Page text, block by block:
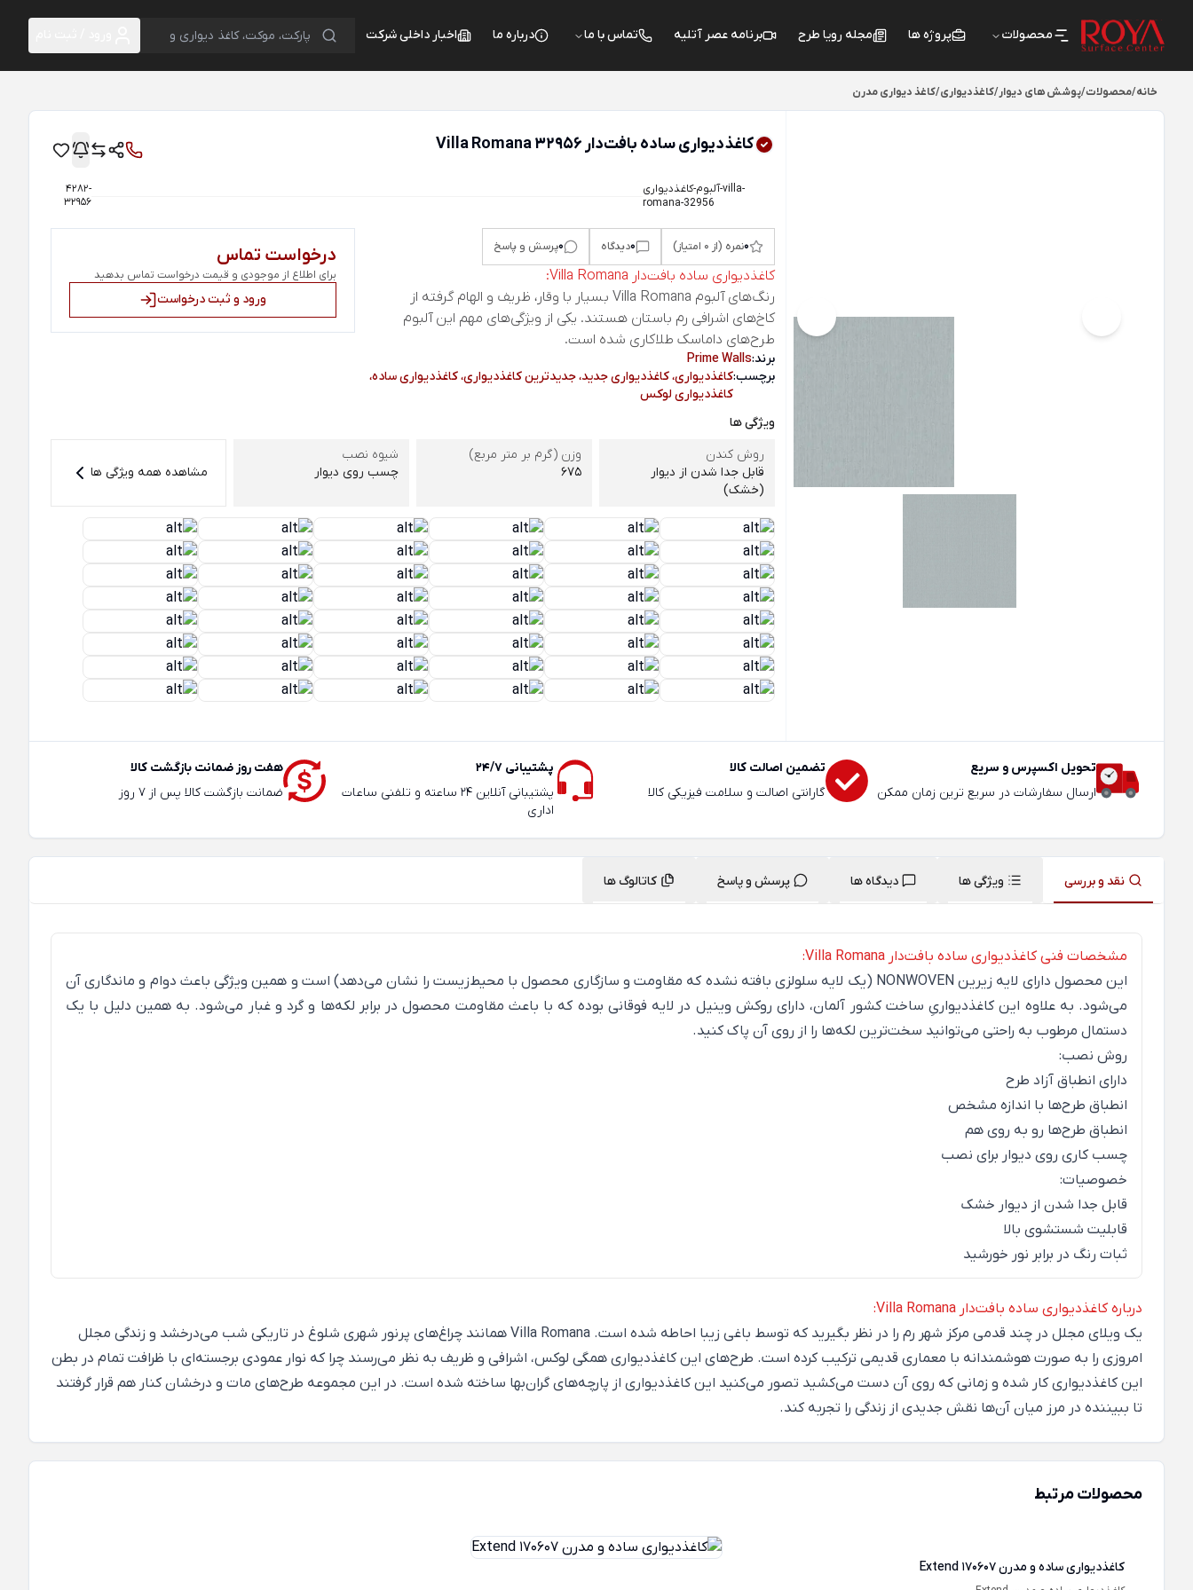
محصولات پروژه ها مجله رویا طرح برنامه عصر آتلیه تماس با ما درباره ما اخبار داخلی شرکت
خانه/محصولات/پوشش های دیوار/کاغذدیواری/کاغذ دیواری مدرن
کاغذدیواری ساده بافت‌دار Villa Romana 32956
آلبوم-کاغذدیواری-villa-
romana-32956
4282-
32956
0نمره (از 0 امتیاز) 0دیدگاه 0پرسش و پاسخ
کاغذدیواری ساده بافت‌دار Villa Romana:
رنگ‌های آلبوم Villa Romana بسیار با وقار، ظریف و الهام گرفته از
کاخ‌های اشرافی رم باستان هستند. یکی از ویژگی‌های مهم این آلبوم
طرح‌های داماسک طلاکاری شده است.
برند:Prime Walls
برچسب:کاغذدیواری، کاغذدیواری جدید، جدیدترین کاغذدیواری، کاغذدیواری ساده،
کاغذدیواری لوکس
درخواست تماس
برای اطلاع از موجودی و قیمت درخواست تماس بدهید
ورود و ثبت درخواست
ویژگی ها
روش کندن
قابل جدا شدن از دیوار
(خشک)
وزن (گرم بر متر مربع)
675
شیوه نصب
چسب روی دیوار
مشاهده همه ویژگی ها
تحویل اکسپرس و سریع
ارسال سفارشات در سریع ترین زمان ممکن
تضمین اصالت کالا
گارانتی اصالت و سلامت فیزیکی کالا
پشتیبانی 24/7
پشتیبانی آنلاین 24 ساعته و تلفنی ساعات
اداری
هفت روز ضمانت بازگشت کالا
ضمانت بازگشت کالا پس از 7 روز
نقد و بررسی ویژگی ها دیدگاه ها پرسش و پاسخ کاتالوگ ها
مشخصات فنی کاغذدیواری ساده بافت‌دار Villa Romana:
این محصول دارای لایه زیرینNONWOVEN (یک لایه سلولزی بافته نشده که مقاومت و سازگاری محصول با محیط‌زیست را نشان می‌دهد) است و همین ویژگی باعث دوام و ماندگاری آن
می‌شود. به علاوه این کاغذدیواریِ ساخت کشور آلمان، دارای روکش وینیل در لایه فوقانی بوده که با باعث مقاومت محصول در برابر لکه‌ها و گرد و غبار می‌شود. به همین دلیل با یک
دستمال مرطوب به راحتی می‌توانید سخت‌ترین لکه‌ها را از روی آن پاک کنید.
روش نصب:
دارای انطباق آزاد طرح
انطباق طرح‌ها با اندازه مشخص
انطباق طرح‌ها رو به روی هم
چسب کاری روی دیوار برای نصب
خصوصیات:
قابل جدا شدن از دیوار خشک
قابلیت شستشوی بالا
ثبات رنگ در برابر نور خورشید
درباره کاغذدیواری ساده بافت‌دار Villa Romana:
یک ویلای مجلل در چند قدمی مرکز شهر رم را در نظر بگیرید که توسط باغی زیبا احاطه شده است.
همانند چراغ‌های پرنور شهری شلوغ در تاریکی شب می‌درخشد و زندگی مجلل
امروزی را به صورت هوشمندانه با معماری قدیمی ترکیب کرده است. طرح‌های این کاغذدیواری همگی لوکس، اشرافی و ظریف به نظر می‌رسند چرا که نوار عمودی برجسته‌ای با ظرافت تمام در بطن
این کاغذدیواری کار شده و زمانی که روی آن دست می‌کشید تصور می‌کنید این کاغذدیواری از پارچه‌های گران‌بها ساخته شده است. در این مجموعه طرح‌های مات و درخشان کنار هم قرار گرفتند
تا ببیننده در مرز میان آن‌ها نقش جدیدی از زندگی را تجربه کند.
محصولات مرتبط
کاغذدیواری ساده و مدرن Extend 170607